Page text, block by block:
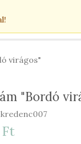
virágos"
"Bordó
kredenc007